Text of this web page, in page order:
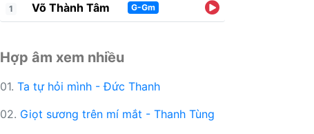
1 Võ Thành Tâm G-Gm
Hợp âm xem nhiều
01. Ta tự hỏi mình - Đức Thanh
02. Giọt sương trên mí mắt - Thanh Tùng